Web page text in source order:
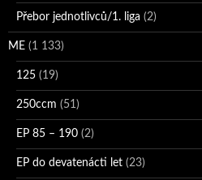
Přebor jednotlivců/1. liga (2)
ME (1 133)
125 (19)
250ccm (51)
EP 85 – 190 (2)
EP do devatenácti let (23)